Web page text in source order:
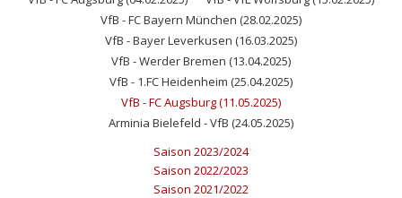
VfB - FC Bayern München (28.02.2025)
VfB - Bayer Leverkusen (16.03.2025)
VfB - Werder Bremen (13.04.2025)
VfB - 1.FC Heidenheim (25.04.2025)
VfB - FC Augsburg (11.05.2025)
Arminia Bielefeld - VfB (24.05.2025)
Saison 2023/2024
Saison 2022/2023
Saison 2021/2022